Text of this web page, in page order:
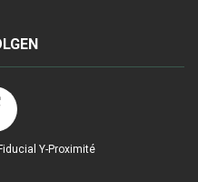
Y-Proximité